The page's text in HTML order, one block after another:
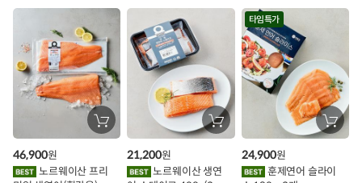
시
추
인
이
장
바
에
담
노르웨이산 프리
46,900원
장
바
에
담
노르웨이산 생연
21,200원
타임특가
장
바
에
담
24,900원